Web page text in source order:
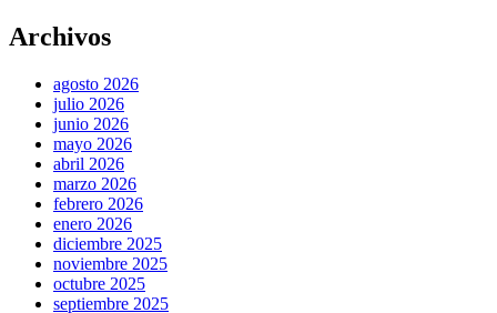
Archivos
agosto 2026
julio 2026
junio 2026
mayo 2026
abril 2026
marzo 2026
febrero 2026
enero 2026
diciembre 2025
noviembre 2025
octubre 2025
septiembre 2025